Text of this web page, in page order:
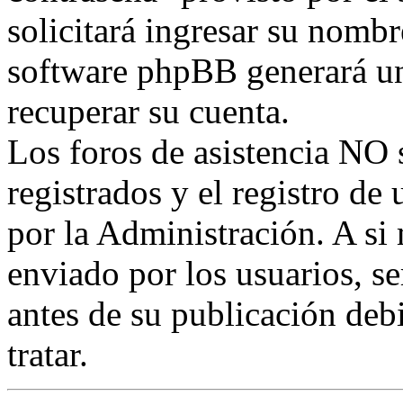
solicitará ingresar su
software phpBB generará
recuperar su cuenta.
Los foros de asistencia
registrados y el registro de
por la Administración. A si
enviado por los usuarios,
antes de su publicación
tratar.